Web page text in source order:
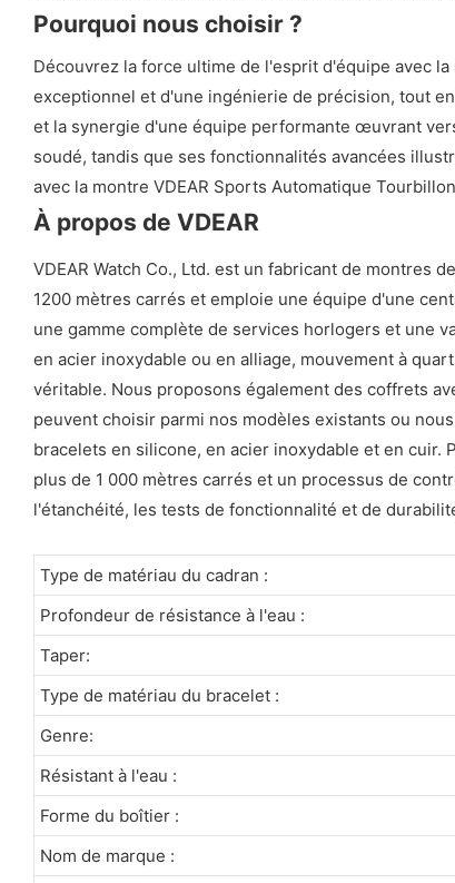
Pourquoi nous choisir ?
Découvrez la force ultime de l'esprit d'équipe avec
exceptionnel et d'une ingénierie de précision, tout
et la synergie d'une équipe performante œuvrant
soudé, tandis que ses fonctionnalités avancées
avec la montre VDEAR Sports Automatique
À propos de VDEAR
VDEAR Watch Co., Ltd. est un fabricant de montres
1200 mètres carrés et emploie une équipe d'une
une gamme complète de services horlogers et une
en acier inoxydable ou en alliage, mouvement à
véritable. Nous proposons également des coffrets
peuvent choisir parmi nos modèles existants ou
bracelets en silicone, en acier inoxydable et en
plus de 1 000 mètres carrés et un processus de
l'étanchéité, les tests de fonctionnalité et de
Type de matériau du cadran :
Profondeur de résistance à l'eau :
Taper:
Type de matériau du bracelet :
Genre:
Résistant à l'eau :
Forme du boîtier :
Nom de marque :